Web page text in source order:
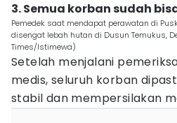
3. Semua korban sudah
Pemedek saat mendapat perawatan di
disengat lebah hutan di Dusun Temukus,
Times/Istimewa)
Setelah menjalani
medis, seluruh korban
stabil dan mempersilakan